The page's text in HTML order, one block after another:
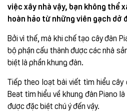
việc xây nhà vậy, bạn không thể
hoàn hảo từ những viên gạch dở
Bởi vì thế, mà khi chế tạo cây đàn
bộ phận cấu thành được các nhà
biệt là phần khung đàn.
Tiếp theo loạt bài viết tìm hiểu cây
Beat tìm hiểu về khung đàn Piano
được đặc biệt chú ý đến vậy.